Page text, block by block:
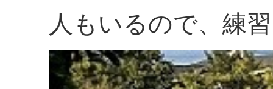
人もいるので、練